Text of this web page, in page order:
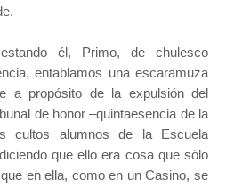
él, Primo, de chulesco
entablamos una escaramuza
a propósito de la expulsión del
de honor –quintaesencia de la
cultos alumnos de la Escuela
que ello era cosa que sólo
en ella, como en un Casino, se